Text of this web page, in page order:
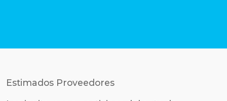
Estimados Proveedores